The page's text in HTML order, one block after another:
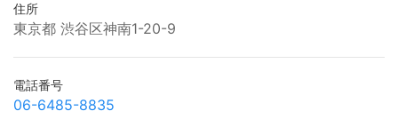
住所
東京都 渋谷区神南1-20-9
電話番号
06-6485-8835